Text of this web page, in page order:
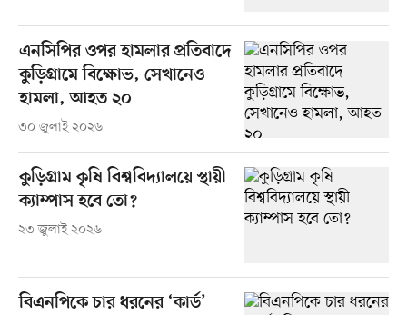
এনসিপির ওপর হামলার প্রতিবাদে
কুড়িগ্রামে বিক্ষোভ, সেখানেও
হামলা, আহত ২০
৩০ জুলাই ২০২৬
কুড়িগ্রাম কৃষি বিশ্ববিদ্যালয়ে স্থায়ী
ক্যাম্পাস হবে তো?
২৩ জুলাই ২০২৬
বিএনপিকে চার ধরনের ‘কার্ড’